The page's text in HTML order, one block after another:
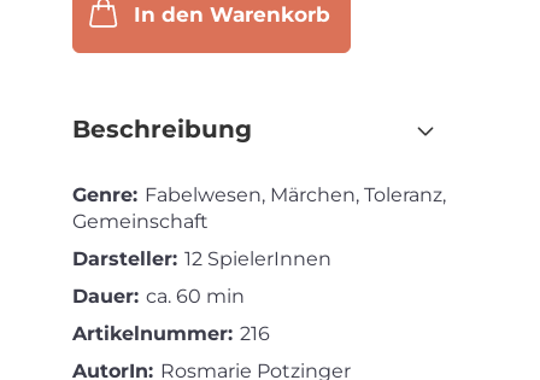
In den Warenkorb
Beschreibung
Genre: Fabelwesen, Märchen, Toleranz,
Gemeinschaft
Darsteller: 12 SpielerInnen
Dauer: ca. 60 min
Artikelnummer: 216
AutorIn: Rosmarie Potzinger